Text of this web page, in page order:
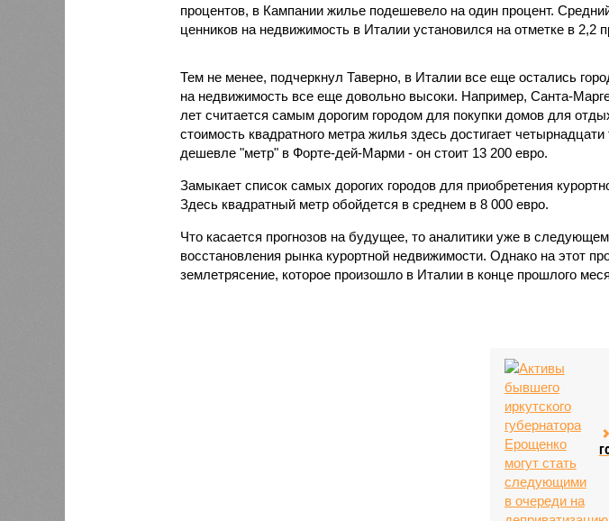
процентов, в Кампании жилье подешевело на один процент.
ценников на недвижимость в Италии установился на отметке в 2,2
Тем не менее, подчеркнул Таверно, в Италии все еще остались
на недвижимость все еще довольно высоки. Например, Санта-
лет считается самым дорогим городом для покупки домов для
стоимость квадратного метра жилья здесь достигает
дешевле "метр" в Форте-дей-Марми - он стоит 13 200 евро.
Замыкает список самых дорогих городов для приобретения
Здесь квадратный метр обойдется в среднем в 8 000 евро.
Что касается прогнозов на будущее, то аналитики уже в
восстановления рынка курортной недвижимости. Однако на этот
землетрясение, которое произошло в Италии в конце прошлого